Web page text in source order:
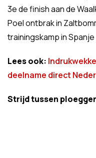
3e de finish aan de
Poel ontbrak in
trainingskamp in
Lees ook:
deelname direct
Strijd tussen